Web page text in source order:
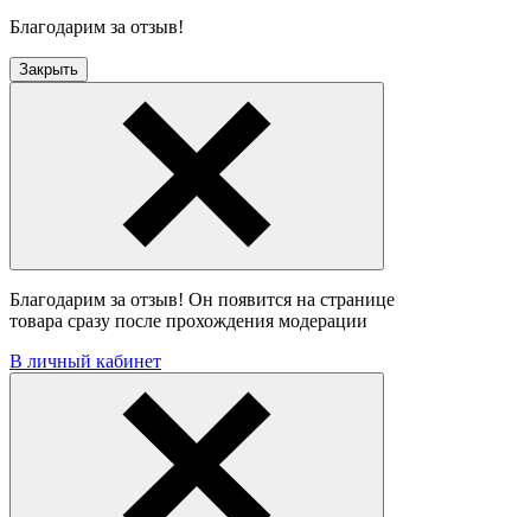
Благодарим за отзыв!
Закрыть
Благодарим за отзыв! Он появится на странице
товара сразу после прохождения модерации
В личный кабинет